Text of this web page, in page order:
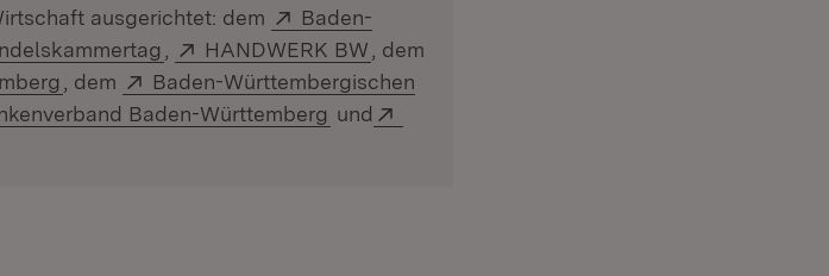
ausgerichtet: dem
Extern:
Baden-
(Öffnet in neuem Fenster)
Extern:
HANDWERK BW (Öffnet in neuem Fenster)
, dem
(Öffnet in neuem Fenster)
, dem Extern:
Baden-Württembergischen
Fenster) Baden-Württemberg (Öffnet in neuem Fenster)
und